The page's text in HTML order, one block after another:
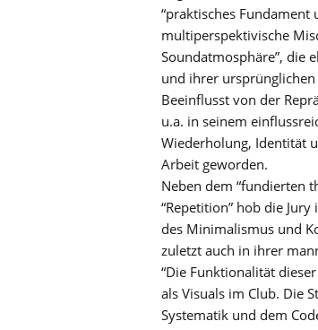
“praktisches
multiperspektivische
Soundatmosphäre”, die
und ihrer
Beeinflusst von der
u.a. in seinem
Wiederholung, Identität
Arbeit geworden.
Neben dem “fundierten
“Repetition” hob die
des Minimalismus und
zuletzt auch in ihrer
“Die Funktionalität
als Visuals im Club. Die
Systematik und dem